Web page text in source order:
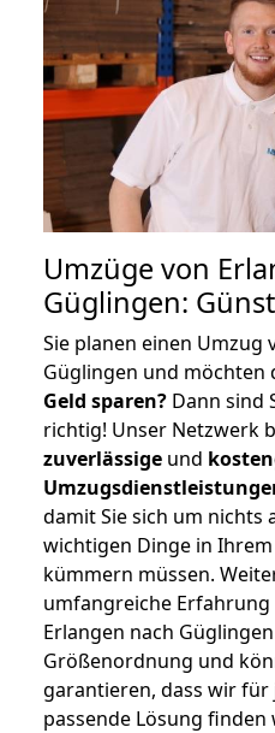
Umzüge von
Güglingen:
Sie planen einen Umzug
Güglingen und möchten
Geld sparen? Dann sind
richtig! Unser Netzwerk
zuverlässige und
damit Sie sich um nichts
wichtigen Dinge in
kümmern müssen.
umfangreiche
Erlangen nach
Größenordnung und
garantieren, dass wir für
passende Lösung finden